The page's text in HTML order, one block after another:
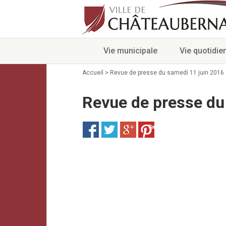
Vie municipale Vie
Accueil > Revue de presse du samedi 11 juin 2016
Revue de presse
Save